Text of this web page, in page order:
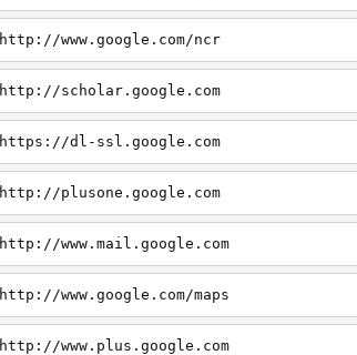
http://www.google.com/ncr
http://scholar.google.com
https://dl-ssl.google.com
http://plusone.google.com
http://www.mail.google.com
http://www.google.com/maps
http://www.plus.google.com